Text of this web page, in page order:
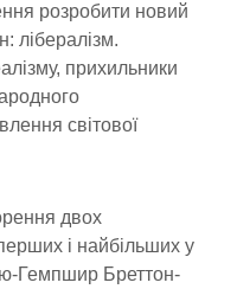
розробити новий
лібералізм.
прихильники
світової
двох
і найбільших у
Гемпшир Бреттон-